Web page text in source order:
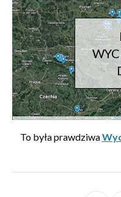
To była prawdziwa